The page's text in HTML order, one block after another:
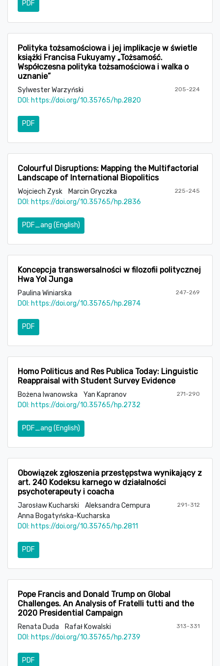
PDF
Polityka tożsamościowa i jej implikacje w świetle
książki Francisa Fukuyamy „Tożsamość.
Współczesna polityka tożsamościowa i walka o
uznanie”
Sylwester Warzyński 205-224
DOI: https://doi.org/10.35765/hp.2820
PDF
Colourful Disruptions: Mapping the Multifactorial
Landscape of International Biopolitics
Wojciech Zysk Marcin Gryczka 225-245
DOI: https://doi.org/10.35765/hp.2836
PDF_ang (English)
Koncepcja transwersalności w filozofii politycznej
Hwa Yol Junga
Paulina Winiarska 247-269
DOI: https://doi.org/10.35765/hp.2874
PDF
Homo Politicus and Res Publica Today: Linguistic
Reappraisal with Student Survey Evidence
Bożena Iwanowska Yan Kapranov 271-290
DOI: https://doi.org/10.35765/hp.2732
PDF_ang (English)
Obowiązek zgłoszenia przestępstwa wynikający z
art. 240 Kodeksu karnego w działalności
psychoterapeuty i coacha
Jarosław Kucharski
Aleksandra Cempura
Anna Bogatyńska-Kucharska
291-312
DOI: https://doi.org/10.35765/hp.2811
PDF
Pope Francis and Donald Trump on Global
Challenges. An Analysis of Fratelli tutti and the
2020 Presidential Campaign
Renata Duda Rafał Kowalski 313-331
DOI: https://doi.org/10.35765/hp.2739
PDF